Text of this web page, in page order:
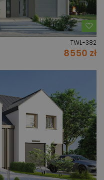
TWL-382
8550 zł